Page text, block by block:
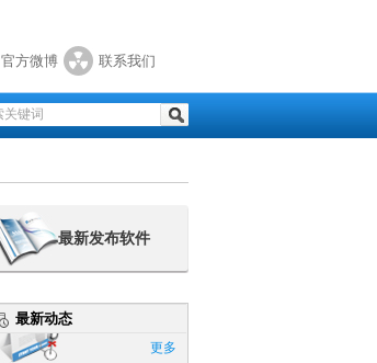
官方微博 联系我们
最新发布软件
最新动态
更多